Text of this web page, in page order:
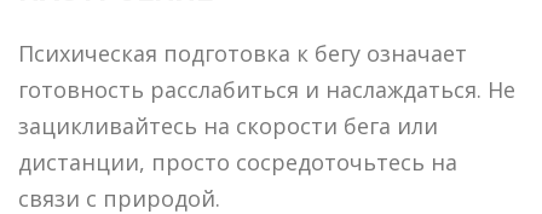
Психическая подготовка к бегу означает
готовность расслабиться и наслаждаться. Не
зацикливайтесь на скорости бега или
дистанции, просто сосредоточьтесь на
связи с природой.